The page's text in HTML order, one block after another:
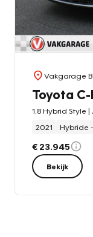
Vakgarage
Toyota C-
2021
Hybride
€ 23.945
Bekijk